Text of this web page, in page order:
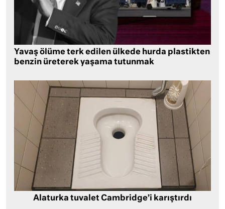
Yavaş ölüme terk edilen ülkede hurda plastikten
benzin üreterek yaşama tutunmak
Alaturka tuvalet Cambridge’i karıştırdı